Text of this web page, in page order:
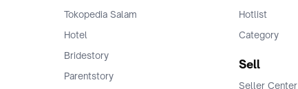
Tokopedia Salam
Hotel
Bridestory
Parentstory
Hotlist
Category
Sell
Seller Center